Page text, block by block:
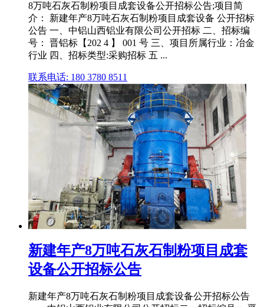
8万吨石灰石制粉项目成套设备公开招标公告;项目简
介： 新建年产8万吨石灰石制粉项目成套设备 公开招标
公告 一、中铝山西铝业有限公司公开招标 二、招标编
号： 晋铝标【202 4 】 001 号 三、项目所属行业：冶金
行业 四、招标类型:采购招标 五 ...
联系电话: 180 3780 8511
新建年产8万吨石灰石制粉项目成套
设备公开招标公告
新建年产8万吨石灰石制粉项目成套设备公开招标公告